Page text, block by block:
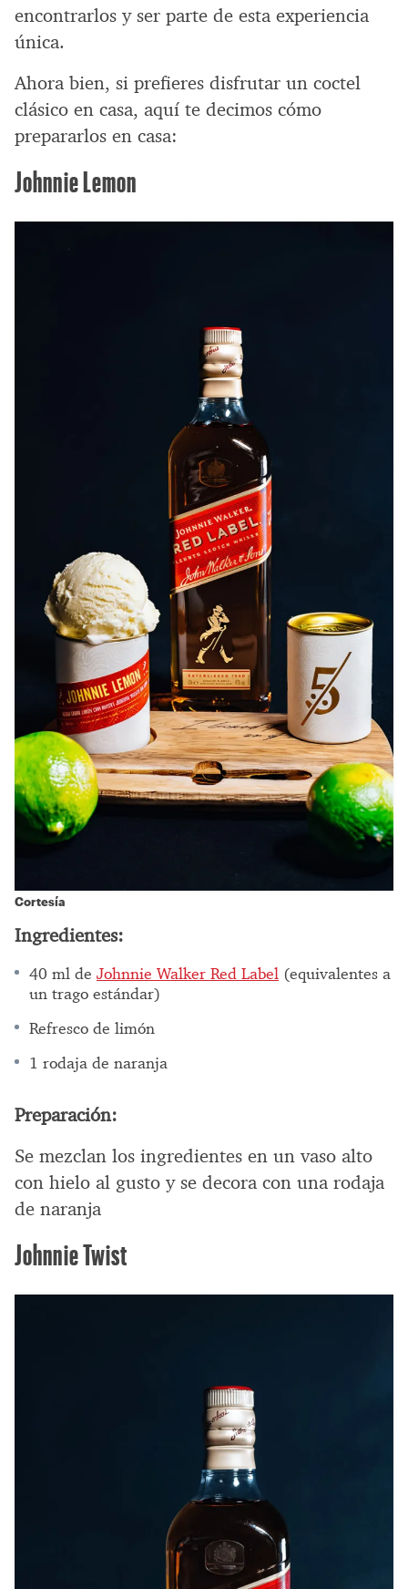
encontrarlos y ser parte de esta experiencia
única.
Ahora bien, si prefieres disfrutar un coctel
clásico en casa, aquí te decimos cómo
prepararlos en casa:
Johnnie Lemon
Cortesía
Ingredientes:
40 ml de Johnnie Walker Red Label (equivalentes a
un trago estándar)
Refresco de limón
1 rodaja de naranja
Preparación:
Se mezclan los ingredientes en un vaso alto
con hielo al gusto y se decora con una rodaja
de naranja
Johnnie Twist